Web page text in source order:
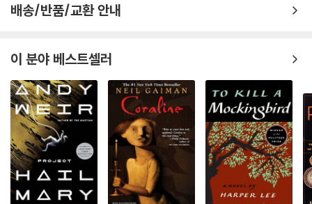
배송/반품/교환 안내
이 분야 베스트셀러